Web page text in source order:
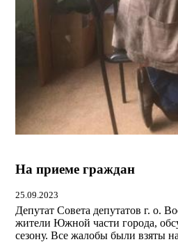
На приеме граждан
25.09.2023
Депутат Совета депутатов г. о.
жители Южной части города,
сезону. Все жалобы были взяты